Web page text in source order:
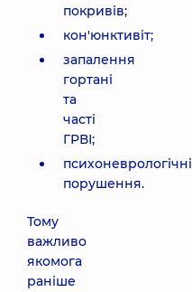
покривів;
кон'юнктивіт;
запалення
гортані
та
часті
ГРВІ;
психоневрологічні
порушення.
Тому
важливо
якомога
раніше